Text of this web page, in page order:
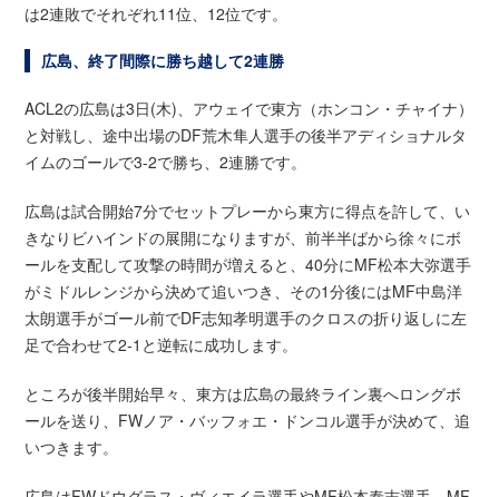
は2連敗でそれぞれ11位、12位です。
広島、終了間際に勝ち越して2連勝
ACL2の広島は3日(木)、アウェイで東方（ホンコン・チャイナ）
と対戦し、途中出場のDF荒木隼人選手の後半アディショナルタ
イムのゴールで3-2で勝ち、2連勝です。
広島は試合開始7分でセットプレーから東方に得点を許して、い
きなりビハインドの展開になりますが、前半半ばから徐々にボ
ールを支配して攻撃の時間が増えると、40分にMF松本大弥選手
がミドルレンジから決めて追いつき、その1分後にはMF中島洋
太朗選手がゴール前でDF志知孝明選手のクロスの折り返しに左
足で合わせて2-1と逆転に成功します。
ところが後半開始早々、東方は広島の最終ライン裏へロングボ
ールを送り、FWノア・バッフォエ・ドンコル選手が決めて、追
いつきます。